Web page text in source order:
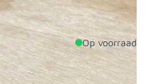
600x2440 4-zij t+g
Op voorraad